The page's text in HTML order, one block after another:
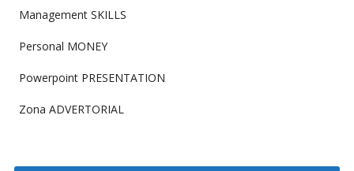
Management SKILLS
Personal MONEY
Powerpoint PRESENTATION
Zona ADVERTORIAL